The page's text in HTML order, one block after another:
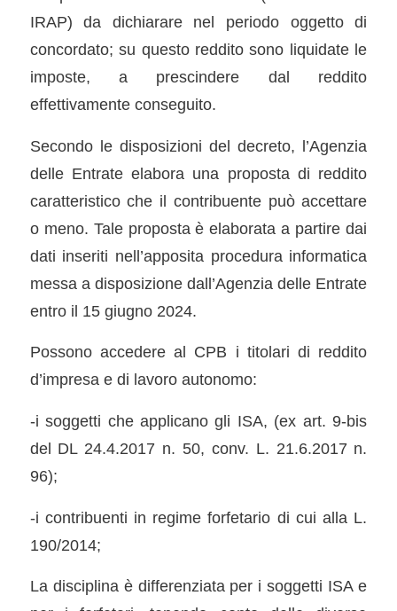
IRAP) da dichiarare nel periodo oggetto di
concordato; su questo reddito sono liquidate le
imposte, a prescindere dal reddito
effettivamente conseguito.
Secondo le disposizioni del decreto, l’Agenzia
delle Entrate elabora una proposta di reddito
caratteristico che il contribuente può accettare
o meno. Tale proposta è elaborata a partire dai
dati inseriti nell’apposita procedura informatica
messa a disposizione dall’Agenzia delle Entrate
entro il 15 giugno 2024.
Possono accedere al CPB i titolari di reddito
d’impresa e di lavoro autonomo:
-i soggetti che applicano gli ISA, (ex art. 9-bis
del DL 24.4.2017 n. 50, conv. L. 21.6.2017 n.
96);
-i contribuenti in regime forfetario di cui alla L.
190/2014;
La disciplina è differenziata per i soggetti ISA e